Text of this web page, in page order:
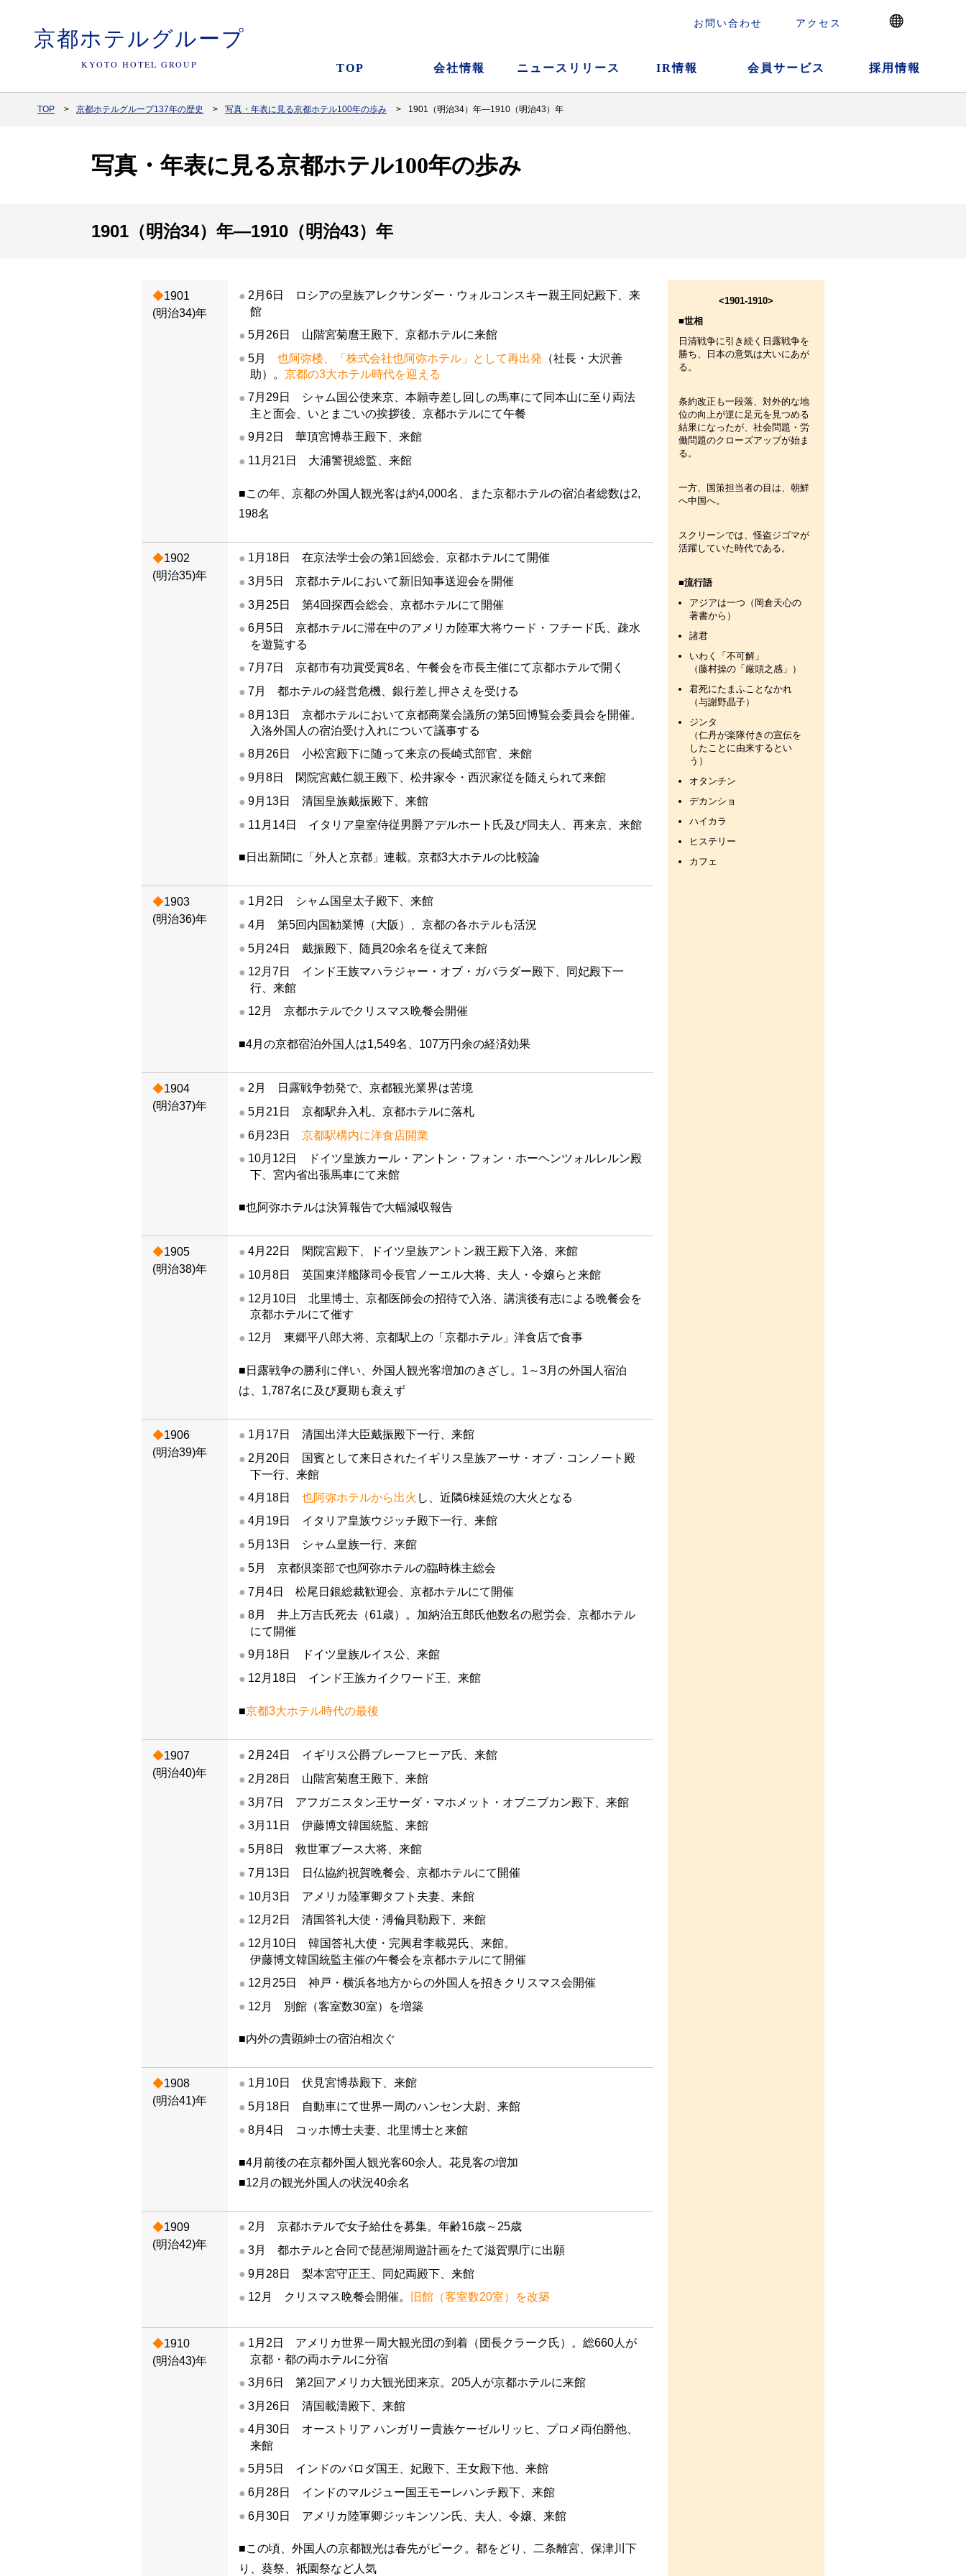
京都ホテルグループ
KYOTO HOTEL GROUP
お問い合わせ アクセス
TOP 会社情報 ニュースリリース IR情報 会員サービス 採用情報
TOP 京都ホテルグループ137年の歴史 写真・年表に見る京都ホテル100年の歩み 1901（明治34）年―1910（明治43）年
写真・年表に見る京都ホテル100年の歩み
1901（明治34）年―1910（明治43）年
1901
(明治34)年
2月6日 ロシアの皇族アレクサンダー・ウォルコンスキー親王同妃殿下、来
館
5月26日 山階宮菊麿王殿下、京都ホテルに来館
5月 也阿弥楼、「株式会社也阿弥ホテル」として再出発 （社長・大沢善
助）。 京都の3大ホテル時代を迎える
7月29日 シャム国公使来京、本願寺差し回しの馬車にて同本山に至り両法
主と面会、いとまごいの挨拶後、京都ホテルにて午餐
9月2日 華頂宮博恭王殿下、来館
11月21日 大浦警視総監、来館
■この年、京都の外国人観光客は約4,000名、また京都ホテルの宿泊者総数は2,
198名
1902
(明治35)年
1月18日 在京法学士会の第1回総会、京都ホテルにて開催
3月5日 京都ホテルにおいて新旧知事送迎会を開催
3月25日 第4回探西会総会、京都ホテルにて開催
6月5日 京都ホテルに滞在中のアメリカ陸軍大将ウード・フチード氏、疎水
を遊覧する
7月7日 京都市有功賞受賞8名、午餐会を市長主催にて京都ホテルで開く
7月 都ホテルの経営危機、銀行差し押さえを受ける
8月13日 京都ホテルにおいて京都商業会議所の第5回博覧会委員会を開催。
入洛外国人の宿泊受け入れについて議事する
8月26日 小松宮殿下に随って来京の長崎式部官、来館
9月8日 閑院宮戴仁親王殿下、松井家令・西沢家従を随えられて来館
9月13日 清国皇族戴振殿下、来館
11月14日 イタリア皇室侍従男爵アデルホート氏及び同夫人、再来京、来館
■日出新聞に「外人と京都」連載。京都3大ホテルの比較論
1903
(明治36)年
1月2日 シャム国皇太子殿下、来館
4月 第5回内国勧業博（大阪）、京都の各ホテルも活況
5月24日 戴振殿下、随員20余名を従えて来館
12月7日 インド王族マハラジャー・オブ・ガバラダー殿下、同妃殿下一
行、来館
12月 京都ホテルでクリスマス晩餐会開催
■4月の京都宿泊外国人は1,549名、107万円余の経済効果
1904
(明治37)年
2月 日露戦争勃発で、京都観光業界は苦境
5月21日 京都駅弁入札、京都ホテルに落札
6月23日 京都駅構内に洋食店開業
10月12日 ドイツ皇族カール・アントン・フォン・ホーヘンツォルレルン殿
下、宮内省出張馬車にて来館
■也阿弥ホテルは決算報告で大幅減収報告
1905
(明治38)年
4月22日 閑院宮殿下、ドイツ皇族アントン親王殿下入洛、来館
10月8日 英国東洋艦隊司令長官ノーエル大将、夫人・令嬢らと来館
12月10日 北里博士、京都医師会の招待で入洛、講演後有志による晩餐会を
京都ホテルにて催す
12月 東郷平八郎大将、京都駅上の「京都ホテル」洋食店で食事
■日露戦争の勝利に伴い、外国人観光客増加のきざし。1～3月の外国人宿泊
は、1,787名に及び夏期も衰えず
1906
(明治39)年
1月17日 清国出洋大臣戴振殿下一行、来館
2月20日 国賓として来日されたイギリス皇族アーサ・オブ・コンノート殿
下一行、来館
4月18日 也阿弥ホテルから出火 し、近隣6棟延焼の大火となる
4月19日 イタリア皇族ウジッチ殿下一行、来館
5月13日 シャム皇族一行、来館
5月 京都倶楽部で也阿弥ホテルの臨時株主総会
7月4日 松尾日銀総裁歓迎会、京都ホテルにて開催
8月 井上万吉氏死去（61歳）。加納治五郎氏他数名の慰労会、京都ホテル
にて開催
9月18日 ドイツ皇族ルイス公、来館
12月18日 インド王族カイクワード王、来館
■京都3大ホテル時代の最後
1907
(明治40)年
2月24日 イギリス公爵ブレーフヒーア氏、来館
2月28日 山階宮菊麿王殿下、来館
3月7日 アフガニスタン王サーダ・マホメット・オブニブカン殿下、来館
3月11日 伊藤博文韓国統監、来館
5月8日 救世軍ブース大将、来館
7月13日 日仏協約祝賀晩餐会、京都ホテルにて開催
10月3日 アメリカ陸軍卿タフト夫妻、来館
12月2日 清国答礼大使・溥倫貝勒殿下、来館
12月10日 韓国答礼大使・完興君李載晃氏、来館。
伊藤博文韓国統監主催の午餐会を京都ホテルにて開催
12月25日 神戸・横浜各地方からの外国人を招きクリスマス会開催
12月 別館（客室数30室）を増築
■内外の貴顕紳士の宿泊相次ぐ
1908
(明治41)年
1月10日 伏見宮博恭殿下、来館
5月18日 自動車にて世界一周のハンセン大尉、来館
8月4日 コッホ博士夫妻、北里博士と来館
■4月前後の在京都外国人観光客60余人。花見客の増加
■12月の観光外国人の状況40余名
1909
(明治42)年
2月 京都ホテルで女子給仕を募集。年齢16歳～25歳
3月 都ホテルと合同で琵琶湖周遊計画をたて滋賀県庁に出願
9月28日 梨本宮守正王、同妃両殿下、来館
12月 クリスマス晩餐会開催。
旧館（客室数20室）を改築
1910
(明治43)年
1月2日 アメリカ世界一周大観光団の到着（団長クラーク氏）。総660人が
京都・都の両ホテルに分宿
3月6日 第2回アメリカ大観光団来京。205人が京都ホテルに来館
3月26日 清国載濤殿下、来館
4月30日 オーストリア ハンガリー貴族ケーゼルリッヒ、プロメ両伯爵他、
来館
5月5日 インドのバロダ国王、妃殿下、王女殿下他、来館
6月28日 インドのマルジュー国王モーレハンチ殿下、来館
6月30日 アメリカ陸軍卿ジッキンソン氏、夫人、令嬢、来館
■この頃、外国人の京都観光は春先がピーク。都をどり、二条離宮、保津川下
り、葵祭、祇園祭など人気
<1901-1910>
■世相
日清戦争に引き続く日露戦争を
勝ち、日本の意気は大いにあが
る。
条約改正も一段落、対外的な地
位の向上が逆に足元を見つめる
結果になったが、社会問題・労
働問題のクローズアップが始ま
る。
一方、国策担当者の目は、朝鮮
へ中国へ。
スクリーンでは、怪盗ジゴマが
活躍していた時代である。
■流行語
アジアは一つ（岡倉天心の
著書から）
諸君
いわく「不可解」
（藤村操の「厳頭之感」）
君死にたまふことなかれ
（与謝野晶子）
ジンタ
（仁丹が楽隊付きの宣伝を
したことに由来するとい
う）
オタンチン
デカンショ
ハイカラ
ヒステリー
カフェ